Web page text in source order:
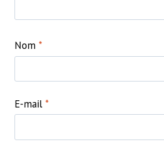
Nom *
E-mail *